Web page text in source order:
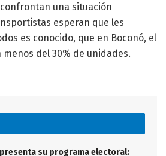
una situación
esperan que les
es conocido, que en Boconó, el
del 30% de unidades.
su programa electoral: